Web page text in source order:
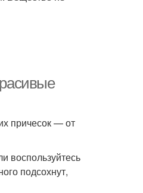
причесок — от
воспользуйтесь
подсохнут,